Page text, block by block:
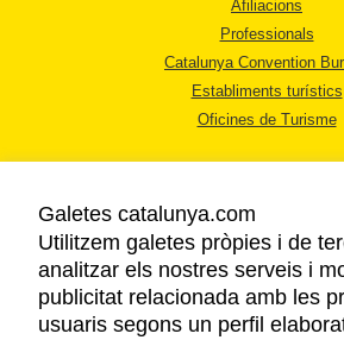
Afiliacions
Professionals
Catalunya Convention
Establiments turístics
Oficines de Turisme
AVÍS LEGAL
POLÍTICA DE
Galetes catalunya.com
Utilitzem galetes pròpies i de
analitzar els nostres serveis i
publicitat relacionada amb les
usuaris segons un perfil